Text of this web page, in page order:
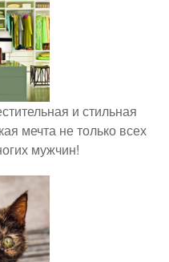
и стильная
мечта не только всех
мужчин!